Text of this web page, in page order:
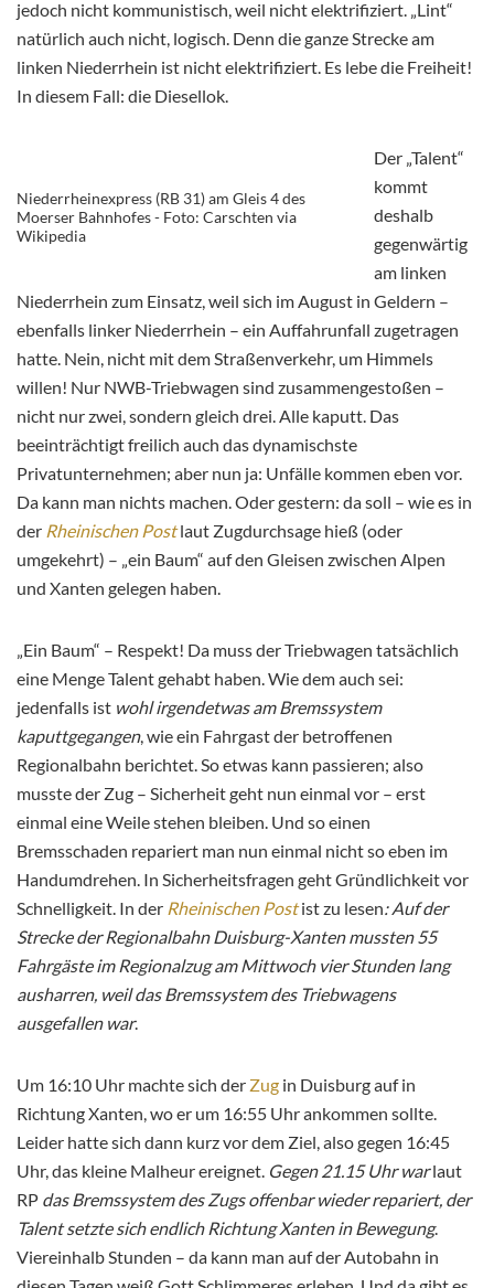
jedoch nicht kommunistisch, weil nicht elektrifiziert. „Lint“
natürlich auch nicht, logisch. Denn die ganze Strecke am
linken Niederrhein ist nicht elektrifiziert. Es lebe die Freiheit!
In diesem Fall: die Diesellok.
Niederrheinexpress (RB 31) am Gleis 4 des
Moerser Bahnhofes - Foto: Carschten via
Wikipedia
Der „Talent“
kommt
deshalb
gegenwärtig
am linken
Niederrhein zum Einsatz, weil sich im August in Geldern –
ebenfalls linker Niederrhein – ein Auffahrunfall zugetragen
hatte. Nein, nicht mit dem Straßenverkehr, um Himmels
willen! Nur NWB-Triebwagen sind zusammengestoßen –
nicht nur zwei, sondern gleich drei. Alle kaputt. Das
beeinträchtigt freilich auch das dynamischste
Privatunternehmen; aber nun ja: Unfälle kommen eben vor.
Da kann man nichts machen. Oder gestern: da soll – wie es in
der Rheinischen Postlaut Zugdurchsage hieß (oder
umgekehrt) – „ein Baum“ auf den Gleisen zwischen Alpen
und Xanten gelegen haben.
„Ein Baum“ – Respekt! Da muss der Triebwagen tatsächlich
eine Menge Talent gehabt haben. Wie dem auch sei:
jedenfalls ist wohl irgendetwas am Bremssystem
kaputtgegangen, wie ein Fahrgast der betroffenen
Regionalbahn berichtet. So etwas kann passieren; also
musste der Zug – Sicherheit geht nun einmal vor – erst
einmal eine Weile stehen bleiben. Und so einen
Bremsschaden repariert man nun einmal nicht so eben im
Handumdrehen. In Sicherheitsfragen geht Gründlichkeit vor
Schnelligkeit. In der Rheinischen Post ist zu lesen: Auf der
Strecke der Regionalbahn Duisburg-Xanten mussten 55
Fahrgäste im Regionalzug am Mittwoch vier Stunden lang
ausharren, weil das Bremssystem des Triebwagens
ausgefallen war.
Um 16:10 Uhr machte sich der Zug in Duisburg auf in
Richtung Xanten, wo er um 16:55 Uhr ankommen sollte.
Leider hatte sich dann kurz vor dem Ziel, also gegen 16:45
Uhr, das kleine Malheur ereignet. Gegen 21.15 Uhr warlaut
RP das Bremssystem des Zugs offenbar wieder repariert, der
Talent setzte sich endlich Richtung Xanten in Bewegung.
Viereinhalb Stunden – da kann man auf der Autobahn in